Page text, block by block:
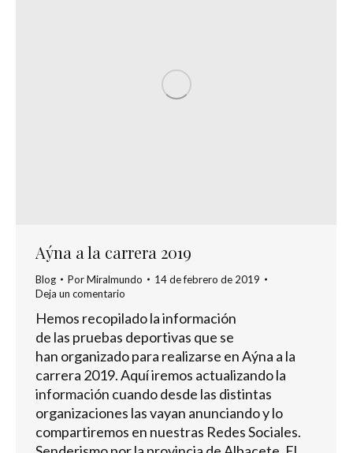
Aýna a la carrera 2019
Blog PorMiralmundo
14 de febrero de 2019
Deja un comentario
Hemos recopilado la información
de las pruebas deportivas que se
han organizado para realizarse en Aýna a la
carrera 2019. Aquí iremos actualizando la
información cuando desde las distintas
organizaciones las vayan anunciando y lo
compartiremos en nuestras Redes Sociales.